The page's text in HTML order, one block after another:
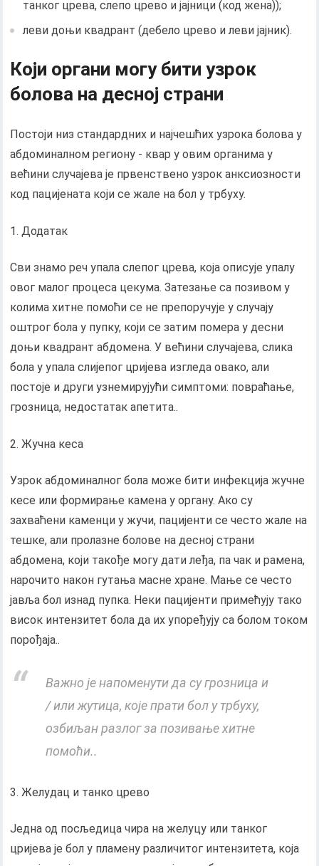
танког црева, слепо црево и јајници (код жена));
леви доњи квадрант (дебело црево и леви јајник).
Који органи могу бити узрок
болова на десној страни
Постоји низ стандардних и најчешћих узрока болова у
абдоминалном региону - квар у овим органима у
већини случајева је првенствено узрок анксиозности
код пацијената који се жале на бол у трбуху.
Додатак
Сви знамо реч упала слепог црева, која описује упалу
овог малог процеса цекума. Затезање са позивом у
колима хитне помоћи се не препоручује у случају
оштрог бола у пупку, који се затим помера у десни
доњи квадрант абдомена. У већини случајева, слика
бола у упала слијепог цријева изгледа овако, али
постоје и други узнемирујући симптоми: повраћање,
грозница, недостатак апетита..
Жучна кеса
Узрок абдоминалног бола може бити инфекција жучне
кесе или формирање камена у органу. Ако су
захваћени каменци у жучи, пацијенти се често жале на
тешке, али пролазне болове на десној страни
абдомена, који такође могу дати леђа, па чак и рамена,
нарочито након гутања масне хране. Мање се често
јавља бол изнад пупка. Неки пацијенти примећују тако
висок интензитет бола да их упоређују са болом током
порођаја..
Важно је напоменути да су грозница и
/ или жутица, које прати бол у трбуху,
озбиљан разлог за позивање хитне
помоћи..
Желудац и танко црево
Једна од посљедица чира на желуцу или танког
цријева је бол у пламену различитог интензитета, која